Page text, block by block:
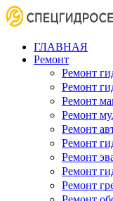
ГЛАВНАЯ
Ремонт
Ремонт
Ремонт
Ремонт
Ремонт
Ремонт
Ремонт
Ремонт
Ремонт
Ремонт